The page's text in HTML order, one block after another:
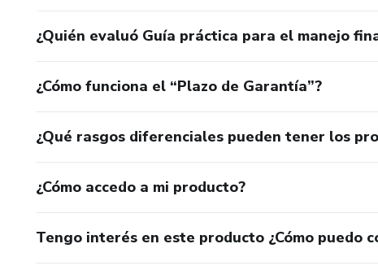
¿Quién evaluó Guía práctica para el manejo
¿Cómo funciona el “Plazo de Garantía”?
¿Qué rasgos diferenciales pueden tener los
¿Cómo accedo a mi producto?
Tengo interés en este producto ¿Cómo puedo